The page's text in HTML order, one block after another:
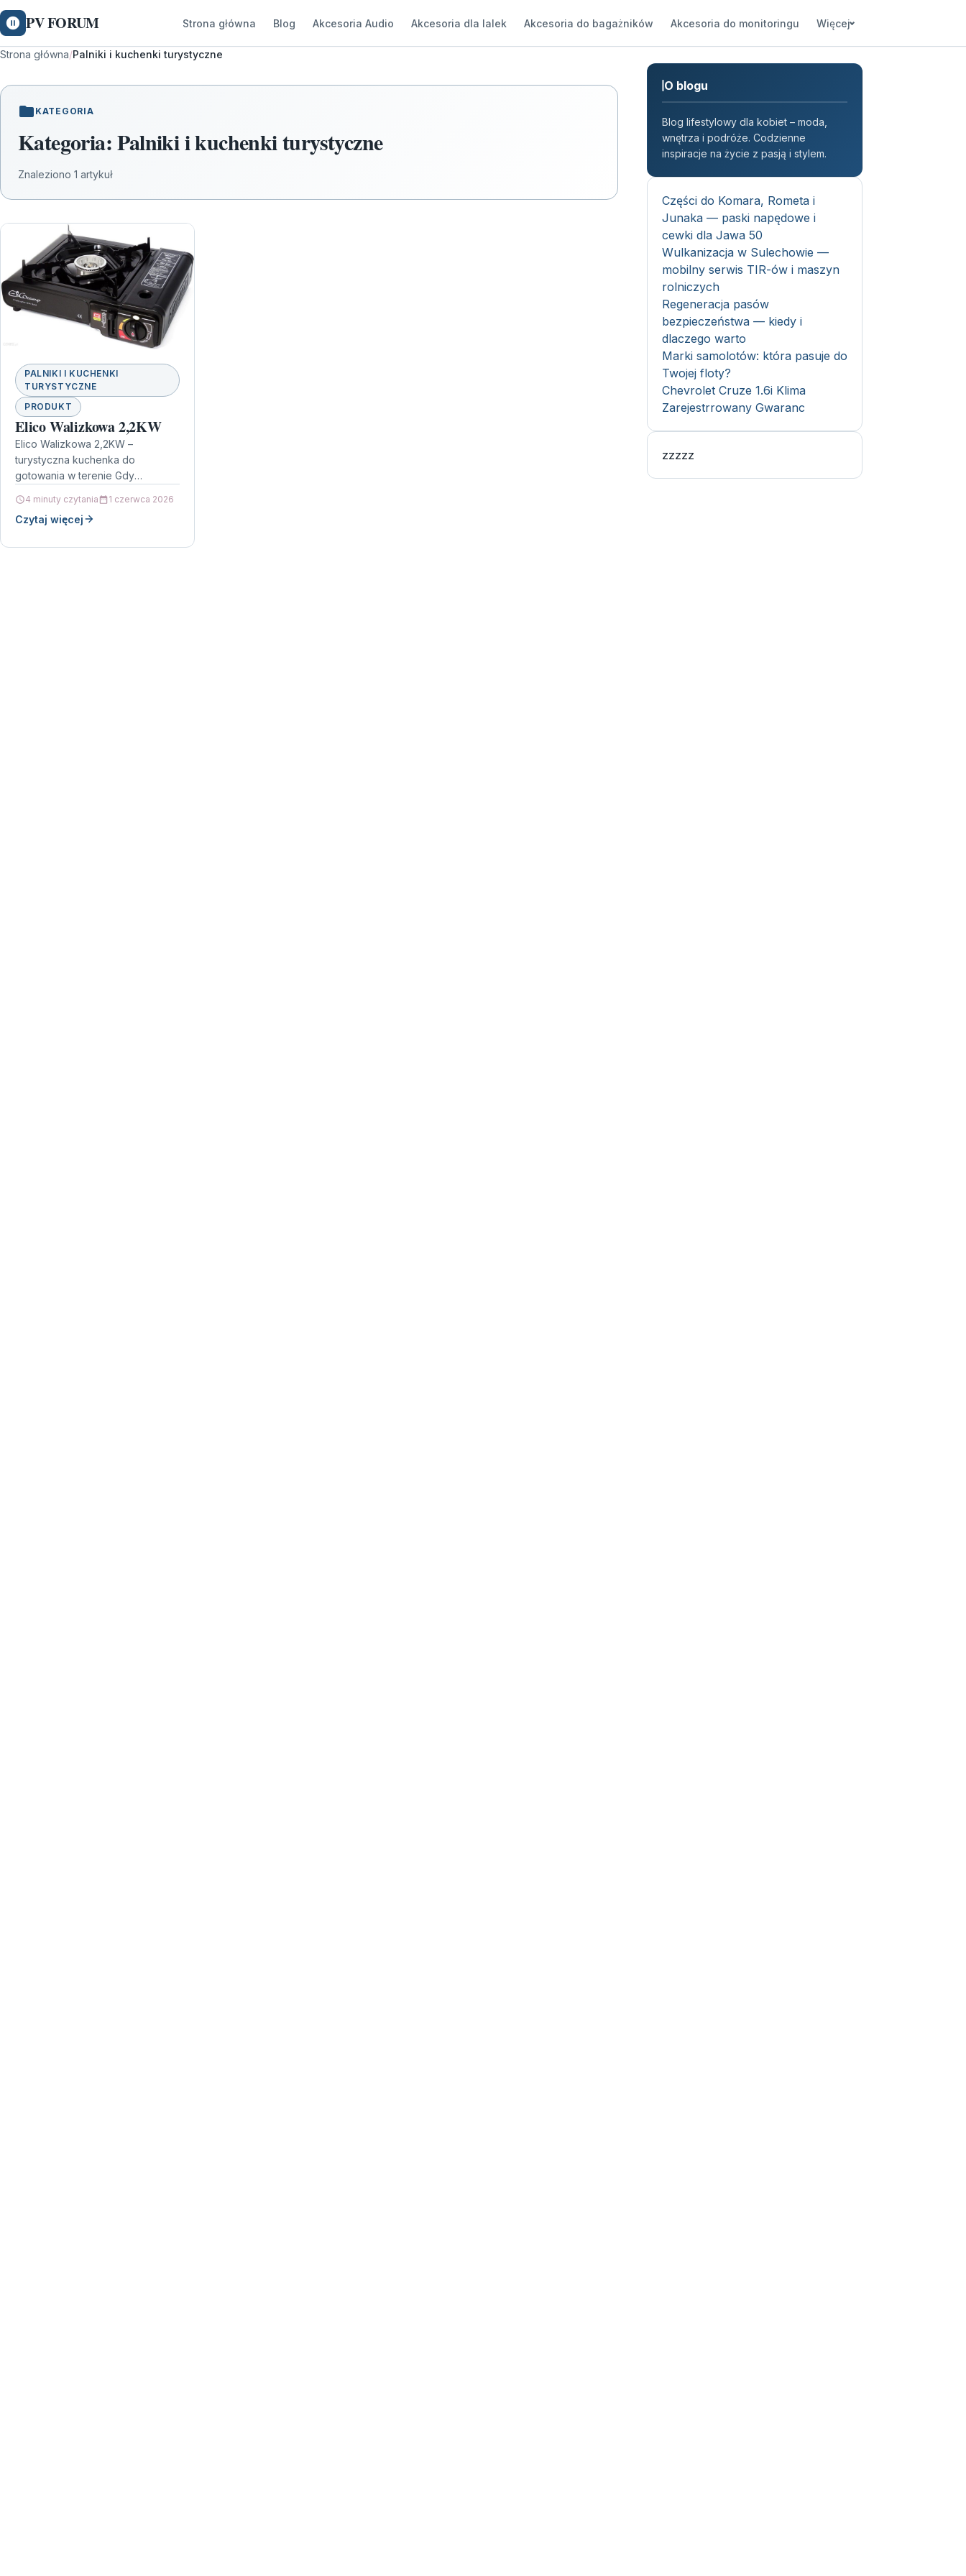
PV FORUM Strona główna Blog Akcesoria Audio Akcesoria dla lalek Akcesoria do bagażników Akcesoria do monitoringu Więcej
Strona główna/Palniki i kuchenki turystyczne
KATEGORIA
Kategoria:Palniki i kuchenki turystyczne
Znaleziono 1 artykuł
PALNIKI I KUCHENKI
TURYSTYCZNE
PRODUKT
Elico Walizkowa 2,2KW
Elico Walizkowa 2,2KW –
turystyczna kuchenka do
gotowania w terenie Gdy
działkę albo po prostu chcesz
mieć niezawodne źródło ciepła…
4 minuty czytania 1 czerwca 2026
Czytaj więcej
O blogu
Blog lifestylowy dla kobiet – moda,
wnętrza i podróże. Codzienne
inspiracje na życie z pasją i stylem.
Części do Komara, Rometa i
Junaka — paski napędowe i
cewki dla Jawa 50
Wulkanizacja w Sulechowie —
mobilny serwis TIR-ów i maszyn
rolniczych
Regeneracja pasów
bezpieczeństwa — kiedy i
dlaczego warto
Marki samolotów: która pasuje do
Twojej floty?
Chevrolet Cruze 1.6i Klima
Zarejestrrowany Gwaranc
zzzzz